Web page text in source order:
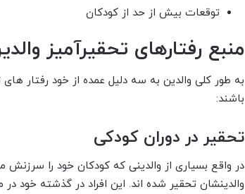
توقعات بیش از حد از کودکان
منبع رفتارهای تحقیرآمیز
به طور کلی والدین به سه دلیل عمده از خود رفتار
باشند:
تحقیر در دوران کودکی
در واقع بسیاری از والدینی که کودکان خود را
والدینشان تحقیر شده اند. این افراد در گذشته خود